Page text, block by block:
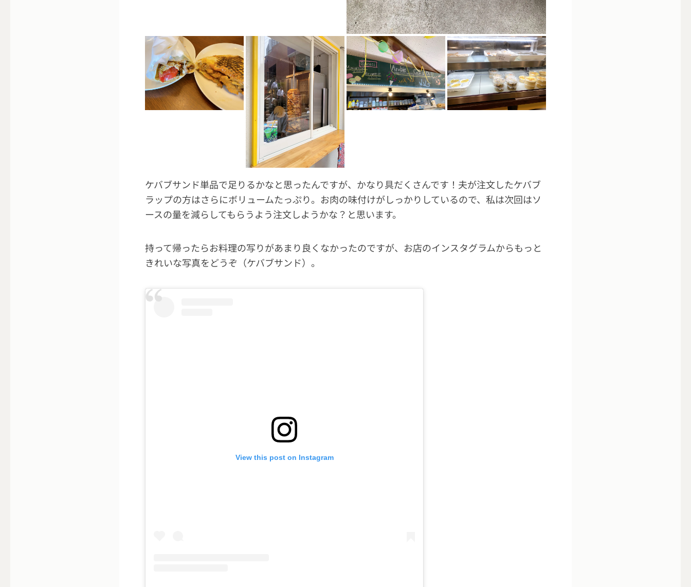
ケバブサンド単品で足りるかなと思ったんですが、かなり具だくさんです！夫が注文したケバブ
ラップの方はさらにボリュームたっぷり。お肉の味付けがしっかりしているので、私は次回はソ
ースの量を減らしてもらうよう注文しようかな？と思います。
持って帰ったらお料理の写りがあまり良くなかったのですが、お店のインスタグラムからもっと
きれいな写真をどうぞ（ケバブサンド）。
View this post on Instagram